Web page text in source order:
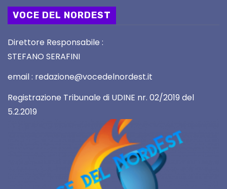
VOCE DEL NORDEST
Direttore Responsabile :
STEFANO SERAFINI
email : redazione@vocedelnordest.it
Registrazione Tribunale di UDINE nr. 02/2019 del
5.2.2019